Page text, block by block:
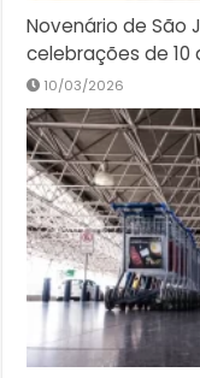
Novenário de São
celebrações de 10
10/03/2026